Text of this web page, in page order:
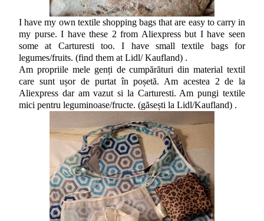
I have my own textile shopping bags that are easy to carry in
my purse. I have these 2 from Aliexpress but I have seen
some at Carturesti too. I have small textile bags for
legumes/fruits. (find them at Lidl/ Kaufland) .
Am propriile mele genți de cumpărături din material textil
care sunt ușor de purtat în poșetă. Am acestea 2 de la
Aliexpress dar am vazut si la Carturesti. Am pungi textile
mici pentru leguminoase/fructe. (găsești la Lidl/Kaufland) .